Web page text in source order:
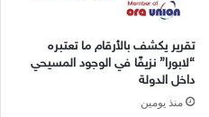
تقرير يكشف بالأرقام ما تعتبره
“لابورا” نزيفًا في الوجود المسيحي
داخل الدولة
منذ يومين